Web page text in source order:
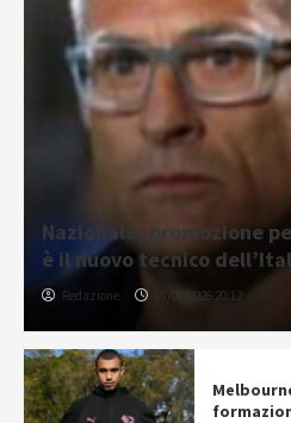
Nazionale, promozione
è il nuovo tecnico
Redazione 07/08/2026 20:12